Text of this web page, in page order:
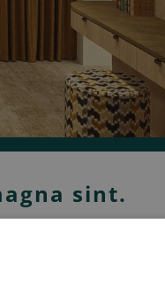
sint.
esse qui officia
aliqua laborum